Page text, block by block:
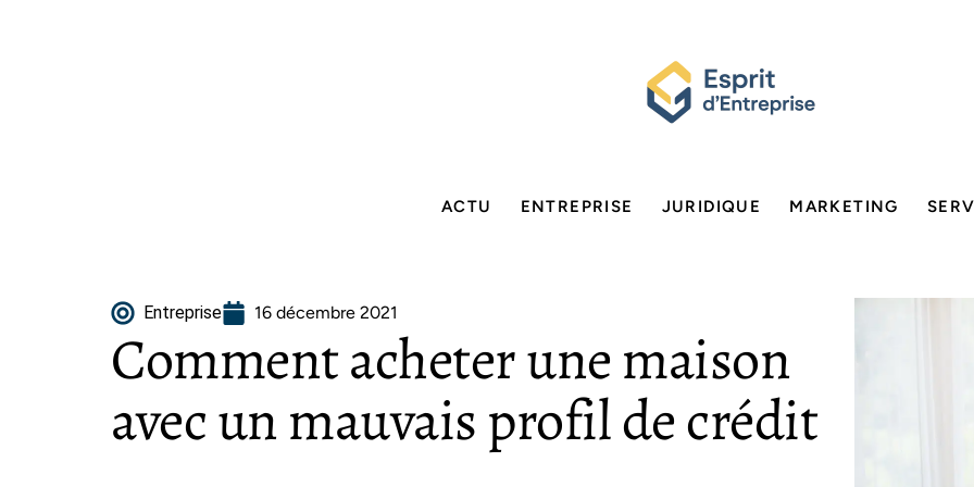
ACTU ENTREPRISE JURIDIQUE MARKETING
Entreprise 16 décembre 2021
Comment acheter une maison
avec un mauvais profil de crédit